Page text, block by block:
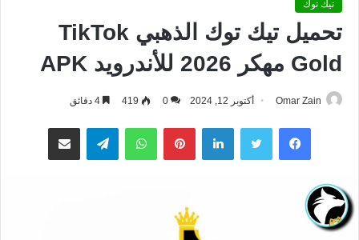
تيك توك
تحميل تيك توك الذهبي TikTok
Gold مهكر 2026 للأندرويد APK
Omar Zain أكتوبر 12, 2024 0
419
فيسبوك تويتر لينكدإن بينتيريستواتساب تيلقرام مشاركة عبر البريد